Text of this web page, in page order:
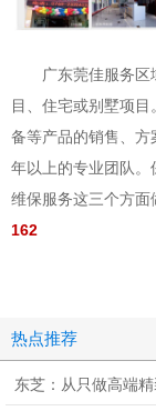
广东莞佳服务区域
目、住宅或别墅项
备等产品的销售、
年以上的专业团队
维保服务这三个方面
162
热点推荐
东芝：从只做高端